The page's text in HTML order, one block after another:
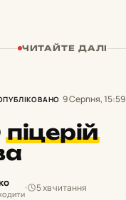
ЧИТАЙТЕ ДАЛІ
9 Серпня, 15:59
піцерій
5 хв читання